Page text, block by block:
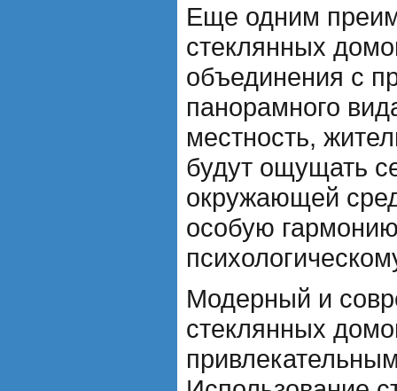
Еще одним
стеклянных
объединения с
панорамного
местность,
будут ощущать
окружающей
особую
Модерный и
стеклянных